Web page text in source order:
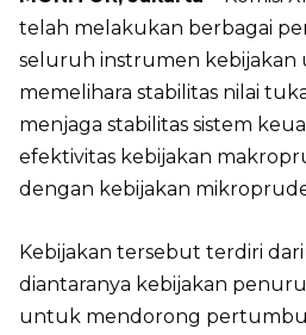
telah melakukan berbagai
seluruh instrumen
memelihara stabilitas nilai
menjaga stabilitas sistem
efektivitas kebijakan
dengan kebijakan
Kebijakan tersebut terdiri
diantaranya kebijakan
untuk mendorong